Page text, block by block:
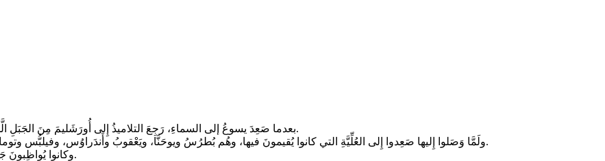
بعدما صَعِدَ يسوعُ إلى السماءِ، رَجِعَ التلاميذُ إِلى أُورَشَليمَ مِنَ الجَبَلِ الَّذي يُقالُ له جَبَلُ الَّزيتون، وهُو قَريبٌ مِن أُورَشَليم عل مسيرةِ سَبتٍ منها.
ولَمَّا وَصَلوا إِليها صَعِدوا إِلى العُلِّيَّةِ التي كانوا يُقيمونَ فيها، وهُم بُطرُسُ ويوحَنَّا، ويَعْقوبُ وأَندَراوُس، وفيلبُّس وتوما، وبَرتُلُماوُسُ ومَتَّى، ويَعقوبُ بن حلفى وسمعانُ الغيور فيهوذا بنُ يعقوب.
وكانوا يُواظِبونَ جَميعًا عل الصَّلاةِ بِقَلبٍ واحِد، معَ بَعضِ النِّسوَةِ ومَريَمَ أُمِّ يسوع ومعَ إخوَتِه.